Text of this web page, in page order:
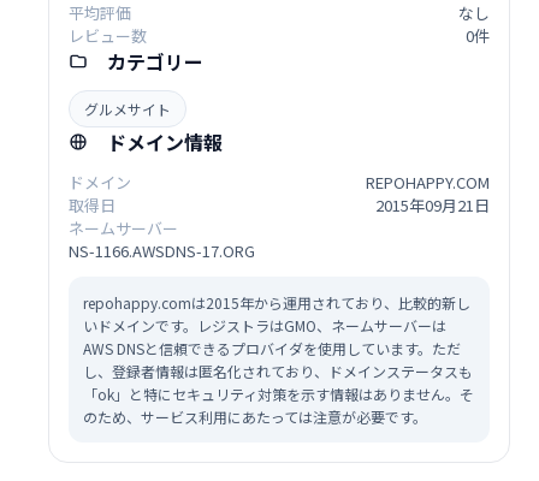
平均評価
なし
レビュー数
0件
カテゴリー
グルメサイト
ドメイン情報
ドメイン
REPOHAPPY.COM
取得日
2015年09月21日
ネームサーバー
NS-1166.AWSDNS-17.ORG
repohappy.comは2015年から運用されており、比較的新し
いドメインです。レジストラはGMO、ネームサーバーは
AWS DNSと信頼できるプロバイダを使用しています。ただ
し、登録者情報は匿名化されており、ドメインステータスも
「ok」と特にセキュリティ対策を示す情報はありません。そ
のため、サービス利用にあたっては注意が必要です。